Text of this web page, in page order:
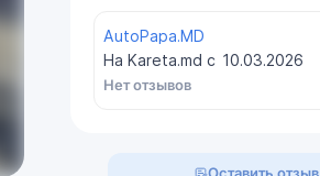
AutoPapa.MD
На Kareta.md с 10.03.2026
Нет отзывов